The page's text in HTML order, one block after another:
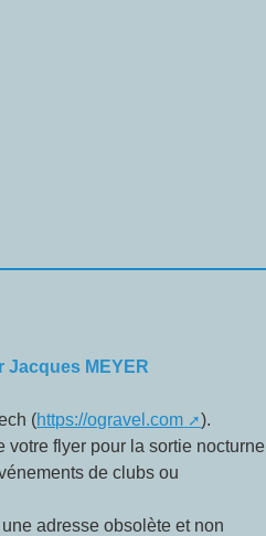
Jacques MEYER
(https://ogravel.com
).
votre flyer pour la sortie nocturne
de clubs ou
adresse obsolète et non